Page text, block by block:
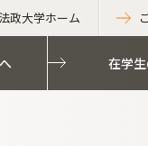
法政大学ホーム
在学